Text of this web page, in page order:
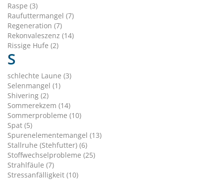
Raspe (3)
Raufuttermangel (7)
Regeneration (7)
Rekonvaleszenz (14)
Rissige Hufe (2)
S
schlechte Laune (3)
Selenmangel (1)
Shivering (2)
Sommerekzem (14)
Sommerprobleme (10)
Spat (5)
Spurenelementemangel (13)
Stallruhe (Stehfutter) (6)
Stoffwechselprobleme (25)
Strahlfäule (7)
Stressanfälligkeit (10)